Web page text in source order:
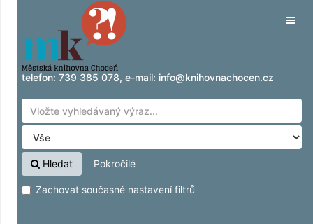
Zobrazuji výsledky1 - 4z
Přeskočit na obsah
telefon: 739 385 078, e-mail: info@knihovnachocen.cz
Hledat Pokročilé
Zachovat současné nastavení filtrů